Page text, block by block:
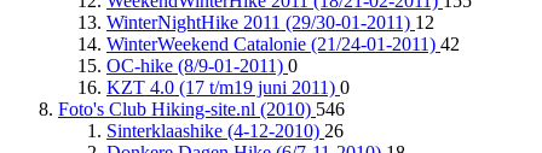
WinterNightHike 2011 (29/30-01-2011) 12
WinterWeekend Catalonie (21/24-01-2011) 42
OC-hike (8/9-01-2011) 0
KZT 4.0 (17 t/m19 juni 2011) 0
Foto's Club Hiking-site.nl (2010) 546
Sinterklaashike (4-12-2010) 26